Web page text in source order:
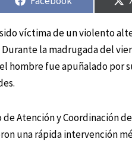
víctima de un violento
la madrugada del
hombre fue apuñalado por
Atención y Coordinación
una rápida intervención